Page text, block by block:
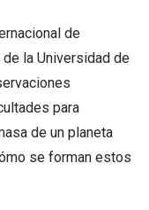
de
la Universidad de
para
de un planeta
se forman estos